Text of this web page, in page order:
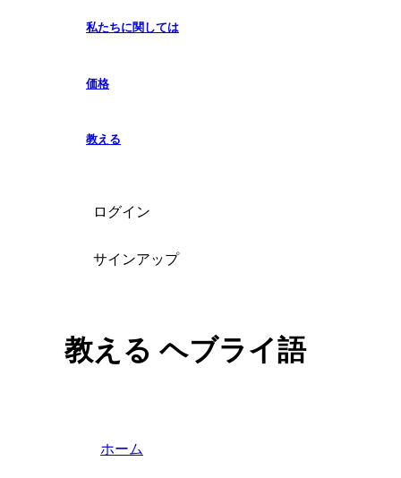
私たちに関しては
価格
教える
ログイン
サインアップ
教える ヘブライ語
ホーム